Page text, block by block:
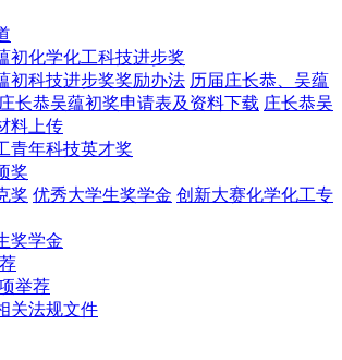
初化学化工科技进步奖
初科技进步奖奖励办法 历届庄长恭、吴蕴
庄长恭吴蕴初奖申请表及资料下载 庄长恭吴
料上传
青年科技英才奖
奖
奖 优秀大学生奖学金 创新大赛化学化工专
奖学金
举荐
关法规文件